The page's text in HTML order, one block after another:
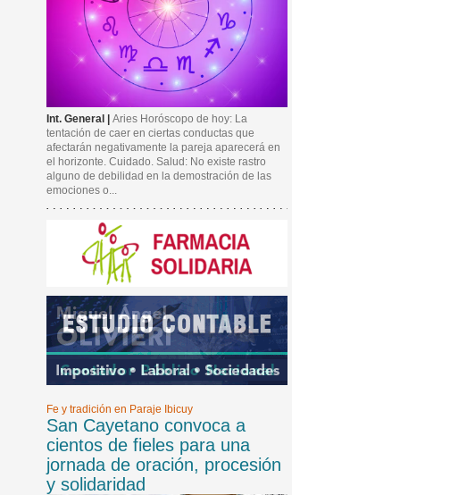
Int. General | Aries Horóscopo de hoy: La
tentación de caer en ciertas conductas que
afectarán negativamente la pareja aparecerá en
el horizonte. Cuidado. Salud: No existe rastro
alguno de debilidad en la demostración de las
emociones o...
Fe y tradición en Paraje Ibicuy
San Cayetano convoca a
cientos de fieles para una
jornada de oración, procesión
y solidaridad